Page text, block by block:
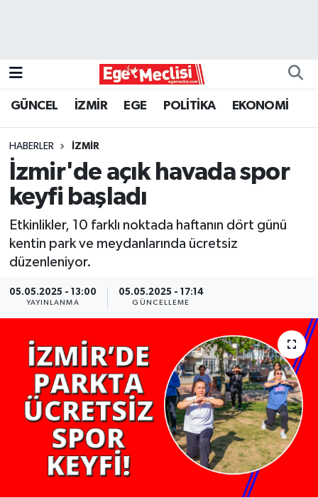
GÜNCEL İZMİR EGE POLİTİKA EKONOMİ
HABERLER İZMİR
İzmir'de açık havada spor
keyfi başladı
Etkinlikler, 10 farklı noktada haftanın dört günü
kentin park ve meydanlarında ücretsiz
düzenleniyor.
05.05.2025 - 13:00
YAYINLANMA
05.05.2025 - 17:14
GÜNCELLEME
GÜNCEL
İZMİR
ÖZEL HABER
POLİTİKA
Programlar
SPOR
YAŞAM